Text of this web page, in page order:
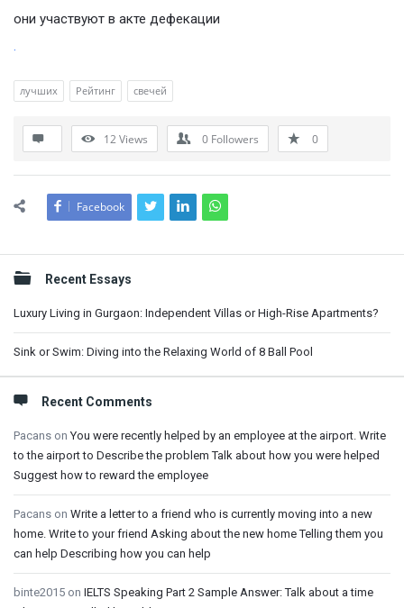
они участвуют в акте дефекации
.
лучших Рейтинг свечей
12Views 0 Followers 0
Facebook
Sidebar
Recent Essays
Luxury Living in Gurgaon: Independent Villas or High-Rise Apartments?
Sink or Swim: Diving into the Relaxing World of 8 Ball Pool
Recent Comments
Pacans onYou were recently helped by an employee at the airport. Write
to the airport to Describe the problem Talk about how you were helped
Suggest how to reward the employee
Pacans on Write a letter to a friend who is currently moving into a new
home. Write to your friend Asking about the new home Telling them you
can help Describing how you can help
binte2015 on IELTS Speaking Part 2 Sample Answer: Talk about a time